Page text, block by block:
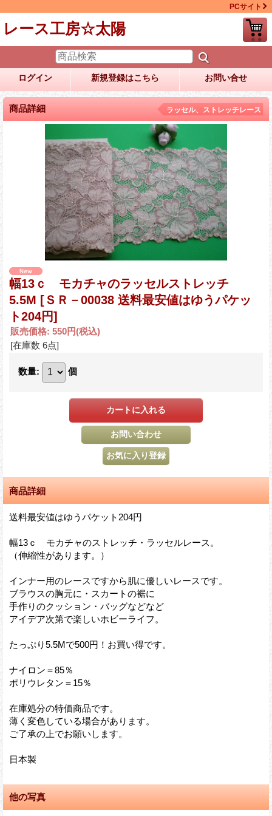
PCサイト
レース工房☆太陽
ログイン 新規登録はこちら お問い合せ
商品詳細 ラッセル、ストレッチレース
幅13ｃ モカチャのラッセルストレッチ
5.5M [ＳＲ－00038 送料最安値はゆうパケッ
ト204円]
販売価格: 550円(税込)
[在庫数 6点]
数量: 個
商品詳細
送料最安値はゆうパケット204円
幅13ｃ モカチャのストレッチ・ラッセルレース。
（伸縮性があります。）
インナー用のレースですから肌に優しいレースです。
ブラウスの胸元に・スカートの裾に
手作りのクッション・バッグなどなど
アイデア次第で楽しいホビーライフ。
たっぷり5.5Mで500円！お買い得です。
ナイロン＝85％
ポリウレタン＝15％
在庫処分の特価商品です。
薄く変色している場合があります。
ご了承の上でお願いします。
日本製
他の写真